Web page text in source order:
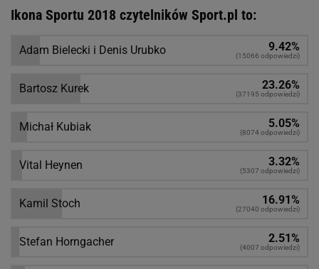
Ikona Sportu 2018 czytelników Sport.pl to:
Adam Bielecki i Denis Urubko 9.42%
(15066 odpowiedzi)
Bartosz Kurek 23.26%
(37195 odpowiedzi)
Michał Kubiak 5.05%
(8074 odpowiedzi)
Vital Heynen 3.32%
(5307 odpowiedzi)
Kamil Stoch 16.91%
(27040 odpowiedzi)
Stefan Horngacher 2.51%
(4007 odpowiedzi)